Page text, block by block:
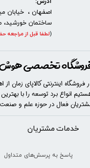
خدمات مشتریان
پاسخ به پرسش‌های متداول
تخصصی هوش
فروشگاه اینترنتی کالاپای زمان
انواع برد توسعه را با​​​
فعال در حوزه علم و صنعت
اصفهان ، خیابان
ساختمان خورشید، طبقه 4، واحد
(لطفا قبل از مراجعه